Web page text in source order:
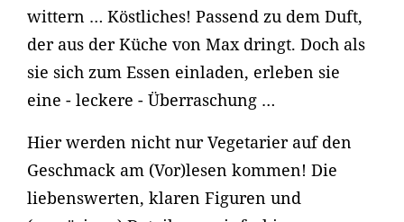
wittern … Köstliches! Passend zu dem Duft,
der aus der Küche von Max dringt. Doch als
sie sich zum Essen einladen, erleben sie
eine - leckere - Überraschung …
Hier werden nicht nur Vegetarier auf den
Geschmack am (Vor)lesen kommen! Die
liebenswerten, klaren Figuren und